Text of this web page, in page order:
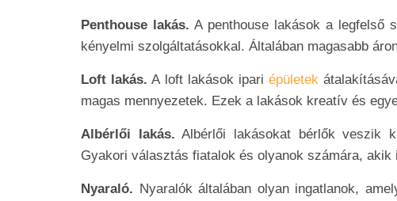
Penthouse lakás. A penthouse lakások a legfelső
kényelmi szolgáltatásokkal. Általában magasabb
Loft lakás. A loft lakások ipariépületek
magas mennyezetek. Ezek a lakások kreatív és
Albérlői lakás. Albérlői lakásokat bérlők veszik
Gyakori választás fiatalok és olyanok számára, akik
Nyaraló. Nyaralók általában olyan ingatlanok,